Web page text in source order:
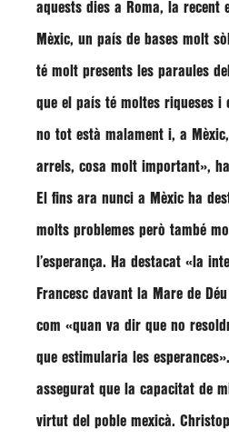
aquests dies a Roma, la recent
Mèxic, un país de bases molt
té molt presents les paraules
que el país té moltes riqueses i
no tot està malament i, a
arrels, cosa molt important»,
El fins ara nunci a Mèxic ha
molts problemes però també
l’esperança. Ha destacat «la
Francesc davant la Mare de
com «quan va dir que no
que estimularia les esperances».
assegurat que la capacitat de
virtut del poble mexicà.